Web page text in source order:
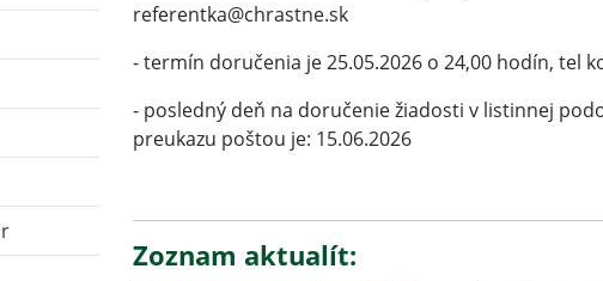
referentka@chrastne.sk
- termín doručenia je 25.05.2026 o 24,00 hodín, tel
- posledný deň na doručenie žiadosti v listinnej
preukazu poštou je: 15.06.2026
Zoznam aktualít: